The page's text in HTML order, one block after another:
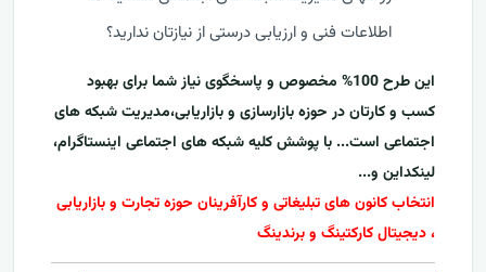
اطلاعات فنی و ارزیابی درستی از نیازتان ندارید؟
این طرح 100% مخصوص و پاسخگوی نیاز شما برای بهبود
کسب و کارتان در حوزه بازارسازی و بازاریابی،مدیریت شبکه های
اجتماعی است... با پوشش کلیه شبکه های اجتماعی اینستاگرام،
لینکداین و...
انتخاب کانون های تبلیغاتی و کارآفرینان حوزه تجارت و بازاریابی
، دیجیتال کارکتینگ و برندینگ